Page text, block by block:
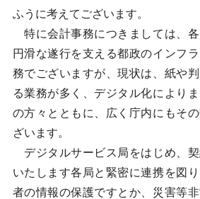
ふうに考えてございます。
特に会計事務につきましては、
円滑な遂行を支える都政のインフ
務でございますが、現状は、紙や
る業務が多く、デジタル化により
の方々とともに、広く庁内にもそ
ざいます。
デジタルサービス局をはじめ、
いたします各局と緊密に連携を図
者の情報の保護ですとか、災害等